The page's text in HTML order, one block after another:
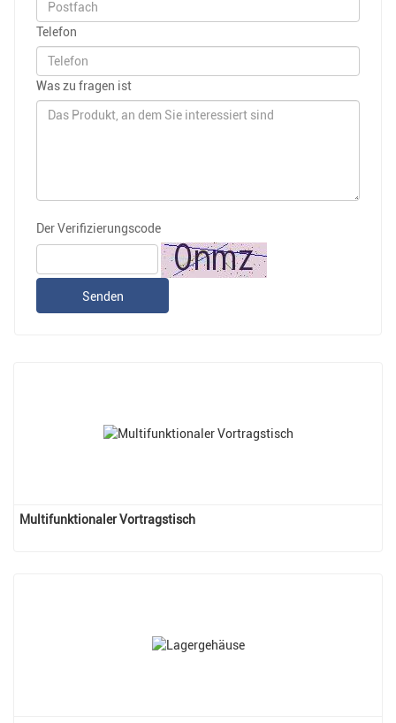
Telefon
Was zu fragen ist
Der Verifizierungscode
Senden
Multifunktionaler Vortragstisch